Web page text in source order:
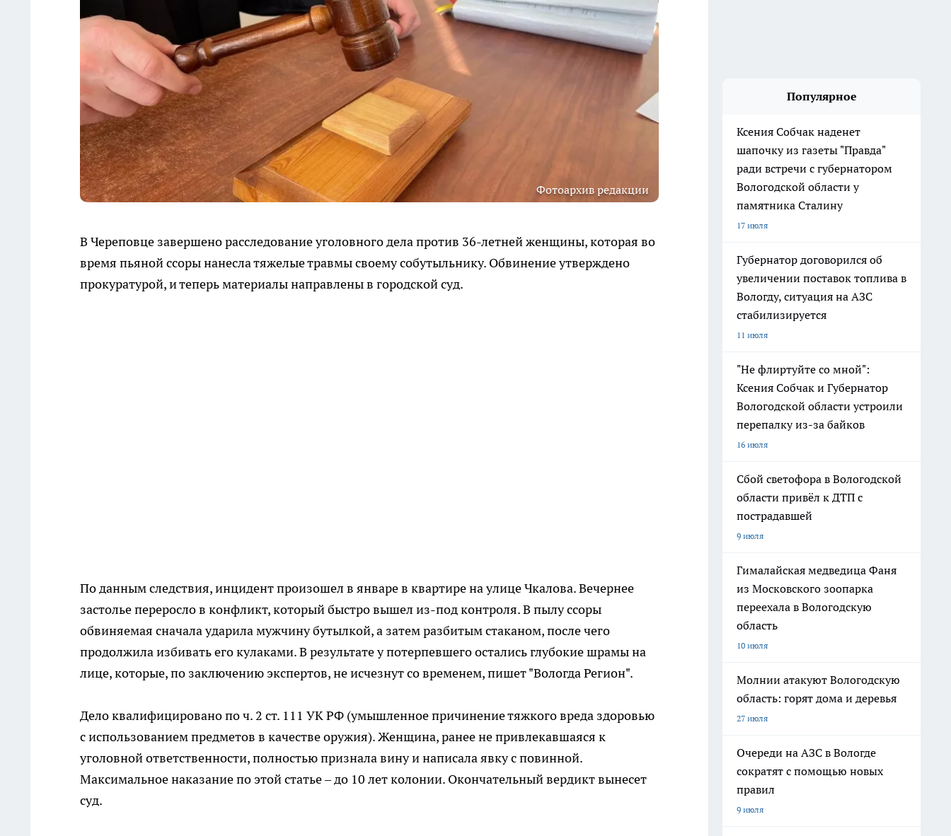
Фотоархив редакции
В Череповце завершено расследование уголовного дела против 36-летней женщины, которая во
время пьяной ссоры нанесла тяжелые травмы своему собутыльнику. Обвинение утверждено
прокуратурой, и теперь материалы направлены в городской суд.
По данным следствия, инцидент произошел в январе в квартире на улице Чкалова. Вечернее
застолье переросло в конфликт, который быстро вышел из-под контроля. В пылу ссоры
обвиняемая сначала ударила мужчину бутылкой, а затем разбитым стаканом, после чего
продолжила избивать его кулаками. В результате у потерпевшего остались глубокие шрамы на
лице, которые, по заключению экспертов, не исчезнут со временем, пишет "Вологда Регион".
Дело квалифицировано по ч. 2 ст. 111 УК РФ (умышленное причинение тяжкого вреда здоровью
с использованием предметов в качестве оружия). Женщина, ранее не привлекавшаяся к
уголовной ответственности, полностью признала вину и написала явку с повинной.
Максимальное наказание по этой статье – до 10 лет колонии. Окончательный вердикт вынесет
суд.
Популярное
Ксения Собчак наденет
шапочку из газеты "Правда"
ради встречи с губернатором
Вологодской области у
памятника Сталину
17 июля
Губернатор договорился об
увеличении поставок топлива в
Вологду, ситуация на АЗС
стабилизируется
11 июля
"Не флиртуйте со мной":
Ксения Собчак и Губернатор
Вологодской области устроили
перепалку из-за байков
16 июля
Сбой светофора в Вологодской
области привёл к ДТП с
пострадавшей
9 июля
Гималайская медведица Фаня
из Московского зоопарка
переехала в Вологодскую
область
10 июля
Молнии атакуют Вологодскую
область: горят дома и деревья
27 июля
Очереди на АЗС в Вологде
сократят с помощью новых
правил
9 июля